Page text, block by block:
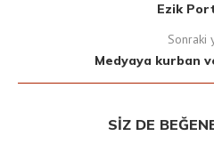
Ezik
Sonraki
Medyaya kurban
SIZ DE